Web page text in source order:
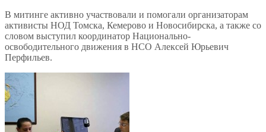
В митинге активно участвовали и помогали организаторам
активисты НОД Томска, Кемерово и Новосибирска, а также со
словом выступил координатор Национально-
освободительного движения в НСО Алексей Юрьевич
Перфильев.